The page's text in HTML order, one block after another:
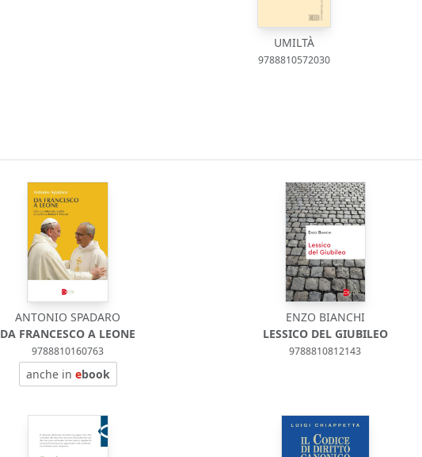
UMILTÀ
9788810572030
ANTONIO SPADARO
DA FRANCESCO A LEONE
9788810160763
anche in ebook
ENZO BIANCHI
LESSICO DEL GIUBILEO
9788810812143